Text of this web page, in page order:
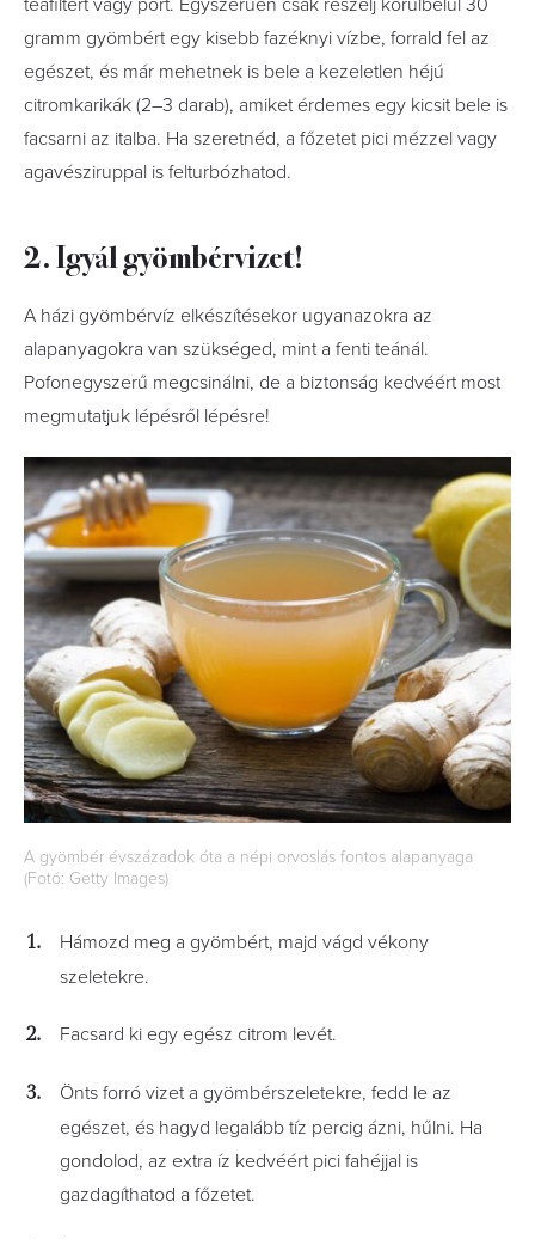
teafiltert vagy port. Egyszerűen csak reszelj körülbelül 30
gramm gyömbért egy kisebb fazéknyi vízbe, forrald fel az
egészet, és már mehetnek is bele a kezeletlen héjú
citromkarikák (2–3 darab), amiket érdemes egy kicsit bele is
facsarni az italba. Ha szeretnéd, a főzetet pici mézzel vagy
agavésziruppal is felturbózhatod.
2. Igyál gyömbérvizet!
A házi gyömbérvíz elkészítésekor ugyanazokra az
alapanyagokra van szükséged, mint a fenti teánál.
Pofonegyszerű megcsinálni, de a biztonság kedvéért most
megmutatjuk lépésről lépésre!
A gyömbér évszázadok óta a népi orvoslás fontos alapanyaga
(Fotó: Getty Images)
Hámozd meg a gyömbért, majd vágd vékony
szeletekre.
Facsard ki egy egész citrom levét.
Önts forró vizet a gyömbérszeletekre, fedd le az
egészet, és hagyd legalább tíz percig ázni, hűlni. Ha
gondolod, az extra íz kedvéért pici fahéjjal is
gazdagíthatod a főzetet.